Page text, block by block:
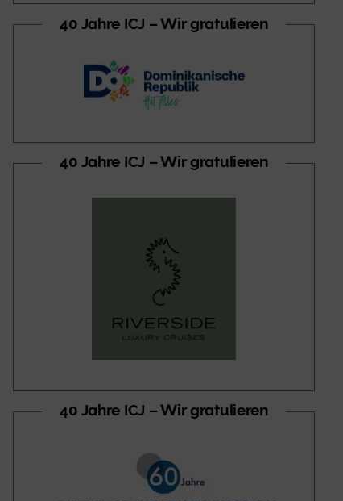
40 Jahre ICJ – Wir gratulieren
40 Jahre ICJ – Wir gratulieren
40 Jahre ICJ – Wir gratulieren